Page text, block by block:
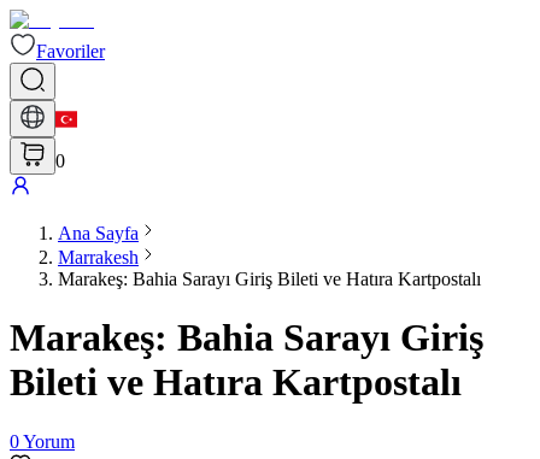
Favoriler
0
Ana Sayfa
Marrakesh
Marakeş: Bahia Sarayı Giriş Bileti ve Hatıra Kartpostalı
Marakeş: Bahia Sarayı Giriş
Bileti ve Hatıra Kartpostalı
0Yorum